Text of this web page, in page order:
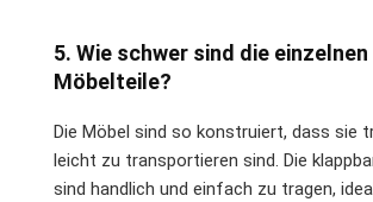
5. Wie schwer sind die einzelnen
Möbelteile?
Die Möbel sind so konstruiert, dass sie
leicht zu transportieren sind. Die
sind handlich und einfach zu tragen,